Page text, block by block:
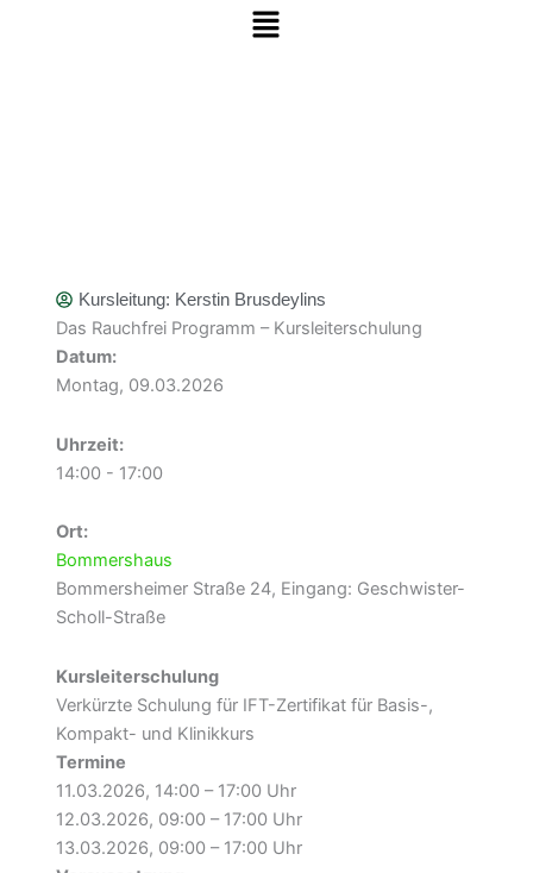
Menü
Das Rauchfrei Programm – Kursleiterschulung
Datum:
Montag, 09.03.2026
Uhrzeit:
14:00 - 17:00
Ort:
Bommershaus
Bommersheimer Straße 24, Eingang: Geschwister-
Scholl-Straße
Kursleiterschulung
Verkürzte Schulung für IFT-Zertifikat für Basis-,
Kompakt- und Klinikkurs
Termine
11.03.2026, 14:00 – 17:00 Uhr
12.03.2026, 09:00 – 17:00 Uhr
13.03.2026, 09:00 – 17:00 Uhr
Kursleitung: Kerstin Brusdeylins